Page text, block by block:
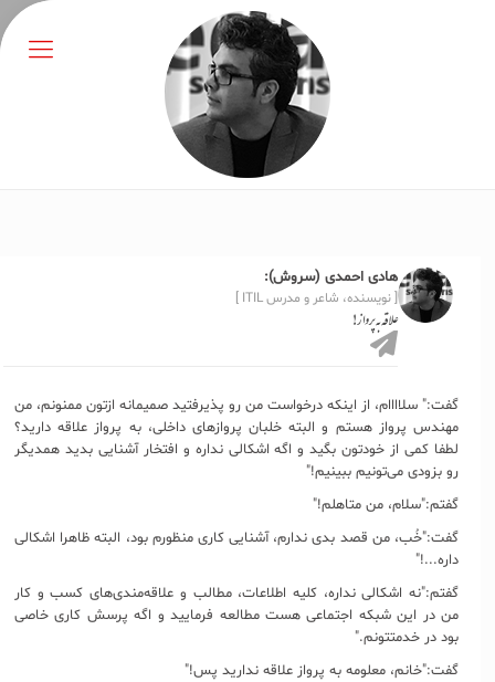
هادی احمدی (سروش):
[ نویسنده، شاعر و مدرس ITIL ]
علاقه به پرواز!
گفت:" سلاااام، از اینکه درخواست من رو پذیرفتید صمیمانه ازتون ممنونم، من
مهندس پرواز هستم و البته خلبان پروازهای داخلی، به پرواز علاقه دارید؟
لطفا کمی از خودتون بگید و اگه اشکالی نداره و افتخار آشنایی بدید همدیگر
رو بزودی می‌تونیم ببینیم!"
گفتم:"سلام، من متاهلم!"
گفت:"خُب، من قصد بدی ندارم، آشنایی کاری منظورم بود، البته ظاهرا اشکالی
داره...!"
گفتم:"نه اشکالی نداره، کلیه اطلاعات، مطالب و علاقه‌مندی‌های کسب و کار
من در این شبکه اجتماعی هست مطالعه فرمایید و اگه پرسش کاری خاصی
بود در خدمتتونم."
گفت:"خانم، معلومه به پرواز علاقه ندارید پس!"